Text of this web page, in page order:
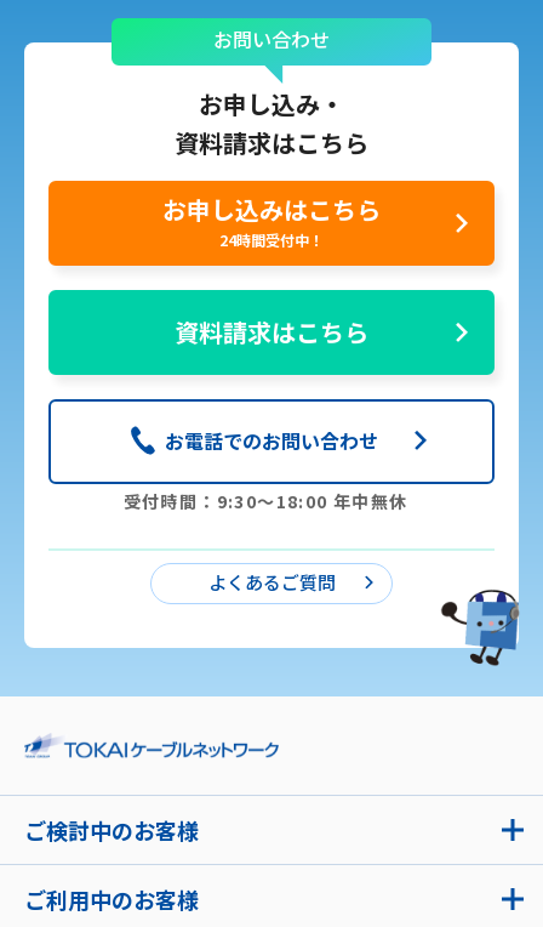
お問い合わせ
お申し込み・
資料請求はこちら
お申し込みはこちら
24時間受付中！
資料請求はこちら
お電話でのお問い合わせ
受付時間：9:30〜18:00 年中無休
よくあるご質問
ご検討中のお客様
ご利用中のお客様